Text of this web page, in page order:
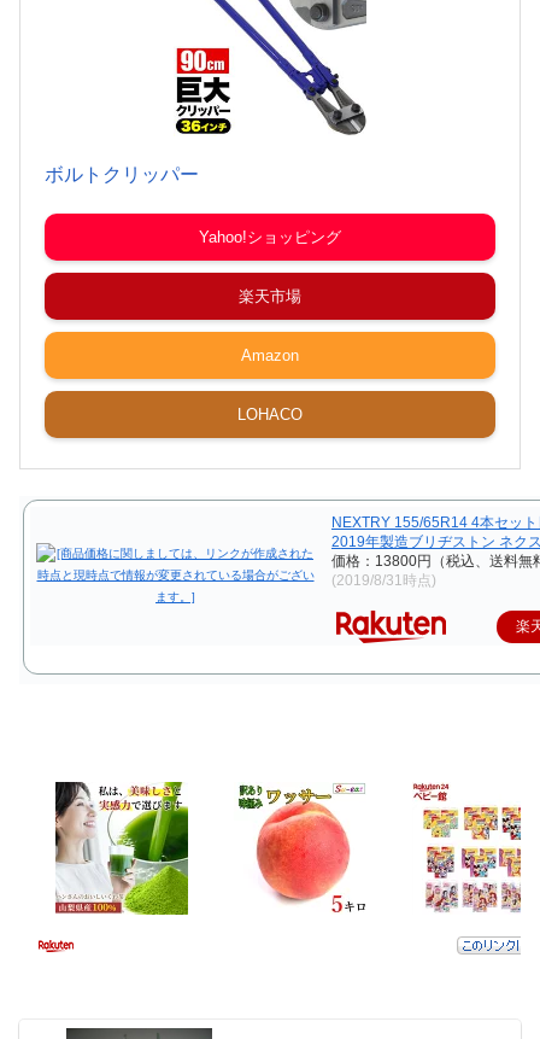
ボルトクリッパー
Yahoo!ショッピング
楽天市場
Amazon
LOHACO
NEXTRY 155/65R14 4本セッ
2019年製造ブリヂストン ネク
価格：13800円（税込、送料無
(2019/8/31時点)
楽